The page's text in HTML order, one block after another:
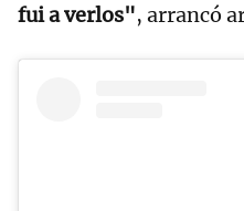
fui a verlos", arrancó